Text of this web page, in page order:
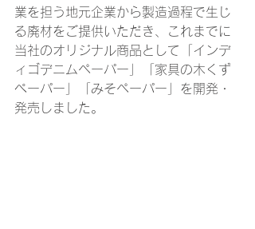
業を担う地元企業から製造過程で生じ
る廃材をご提供いただき、これまでに
当社のオリジナル商品として「インデ
ィゴデニムペーパー」「家具の木くず
ぺーパー」「みそペーパー」を開発・
発売しました。